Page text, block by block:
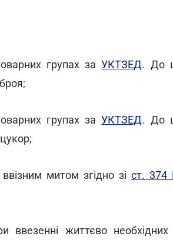
групах заУКТЗЕД. До
групах заУКТЗЕД. До
митом згідно зі ст. 374
ввезенні життєво необхідних